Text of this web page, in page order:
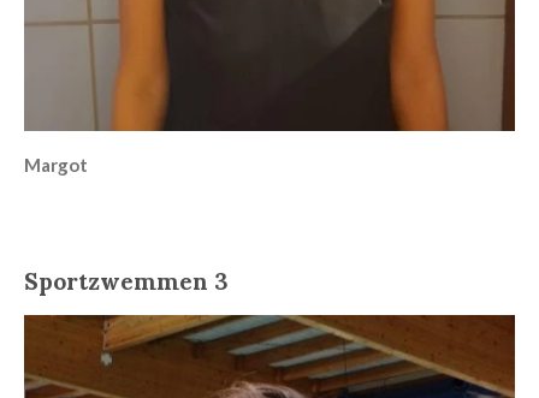
Margot
Sportzwemmen 3